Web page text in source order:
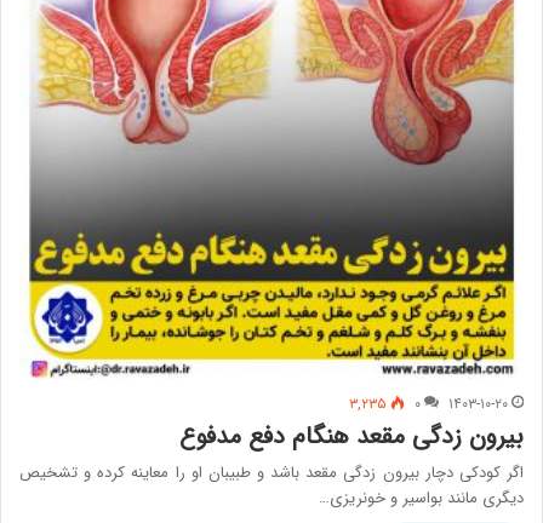
۱۴۰۳-۱۰-۲۰ ۰ ۳,۲۳۵
بیرون زدگی مقعد هنگام دفع مدفوع
اگر کودکی دچار بیرون زدگی مقعد باشد و طبیبان او را معاینه کرده و تشخیص
دیگری مانند بواسیر و خونریزی…